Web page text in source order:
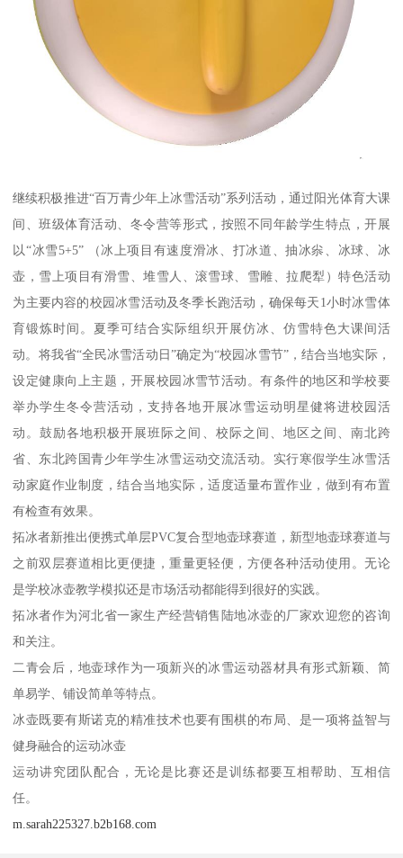
继续积极推进“百万青少年上冰雪活动”系列活动，通过阳光体育大课
间、班级体育活动、冬令营等形式，按照不同年龄学生特点，开展
以“冰雪5+5” （冰上项目有速度滑冰、打冰道、抽冰尜、冰球、冰
壶，雪上项目有滑雪、堆雪人、滚雪球、雪雕、拉爬犁）特色活动
为主要内容的校园冰雪活动及冬季长跑活动，确保每天1小时冰雪体
育锻炼时间。夏季可结合实际组织开展仿冰、仿雪特色大课间活
动。将我省“全民冰雪活动日”确定为“校园冰雪节”，结合当地实际，
设定健康向上主题，开展校园冰雪节活动。有条件的地区和学校要
举办学生冬令营活动，支持各地开展冰雪运动明星健将进校园活
动。鼓励各地积极开展班际之间、校际之间、地区之间、南北跨
省、东北跨国青少年学生冰雪运动交流活动。实行寒假学生冰雪活
动家庭作业制度，结合当地实际，适度适量布置作业，做到有布置
有检查有效果。
拓冰者新推出便携式单层PVC复合型地壶球赛道，新型地壶球赛道与
之前双层赛道相比更便捷，重量更轻便，方便各种活动使用。无论
是学校冰壶教学模拟还是市场活动都能得到很好的实践。
拓冰者作为河北省一家生产经营销售陆地冰壶的厂家欢迎您的咨询
和关注。
二青会后，地壶球作为一项新兴的冰雪运动器材具有形式新颖、简
单易学、铺设简单等特点。
冰壶既要有斯诺克的精准技术也要有围棋的布局、是一项将益智与
健身融合的运动冰壶
运动讲究团队配合，无论是比赛还是训练都要互相帮助、互相信
任。
m.sarah225327.b2b168.com